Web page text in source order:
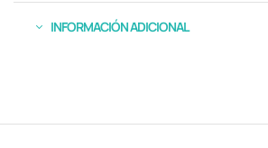
INFORMACIÓN ADICIONAL